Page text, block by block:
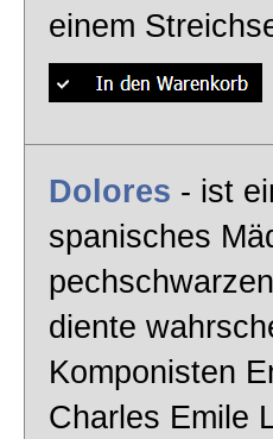
einem
Dolores - ist
spanisches
diente
Komponisten
Charles Emile